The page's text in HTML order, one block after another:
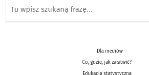
Dla mediów
Co, gdzie, jak załatwić?
Edukacja statystyczna